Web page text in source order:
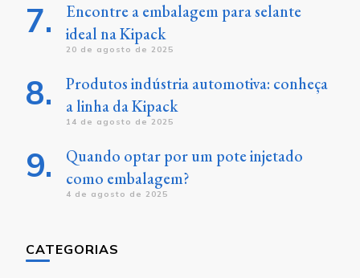
Encontre a embalagem para selante
ideal na Kipack
20 de agosto de 2025
Produtos indústria automotiva: conheça
a linha da Kipack
14 de agosto de 2025
Quando optar por um pote injetado
como embalagem?
4 de agosto de 2025
CATEGORIAS